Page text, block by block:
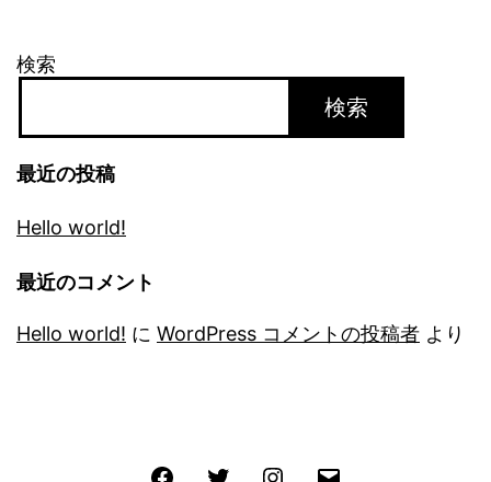
検索
検索
最近の投稿
Hello world!
最近のコメント
Hello world! に WordPress コメントの投稿者 より
FacebookTwitter Instagram